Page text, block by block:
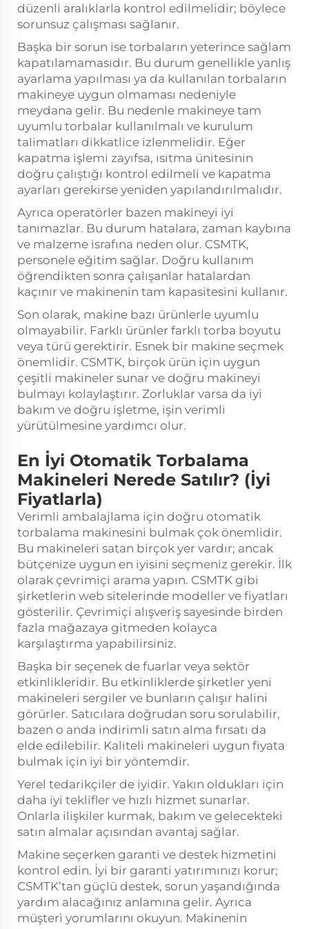
düzenli aralıklarla kontrol edilmelidir; böylece
sorunsuz çalışması sağlanır.
Başka bir sorun ise torbaların yeterince sağlam
kapatılamamasıdır. Bu durum genellikle yanlış
ayarlama yapılması ya da kullanılan torbaların
makineye uygun olmaması nedeniyle
meydana gelir. Bu nedenle makineye tam
uyumlu torbalar kullanılmalı ve kurulum
talimatları dikkatlice izlenmelidir. Eğer
kapatma işlemi zayıfsa, ısıtma ünitesinin
doğru çalıştığı kontrol edilmeli ve kapatma
ayarları gerekirse yeniden yapılandırılmalıdır.
Ayrıca operatörler bazen makineyi iyi
tanımazlar. Bu durum hatalara, zaman kaybına
ve malzeme israfına neden olur. CSMTK,
personele eğitim sağlar. Doğru kullanım
öğrendikten sonra çalışanlar hatalardan
kaçınır ve makinenin tam kapasitesini kullanır.
Son olarak, makine bazı ürünlerle uyumlu
olmayabilir. Farklı ürünler farklı torba boyutu
veya türü gerektirir. Esnek bir makine seçmek
önemlidir. CSMTK, birçok ürün için uygun
çeşitli makineler sunar ve doğru makineyi
bulmayı kolaylaştırır. Zorluklar varsa da iyi
bakım ve doğru işletme, işin verimli
yürütülmesine yardımcı olur.
En İyi Otomatik Torbalama
Makineleri Nerede Satılır? (İyi
Fiyatlarla)
Verimli ambalajlama için doğru otomatik
torbalama makinesini bulmak çok önemlidir.
Bu makineleri satan birçok yer vardır; ancak
bütçenize uygun en iyisini seçmeniz gerekir. İlk
olarak çevrimiçi arama yapın. CSMTK gibi
şirketlerin web sitelerinde modeller ve fiyatları
gösterilir. Çevrimiçi alışveriş sayesinde birden
fazla mağazaya gitmeden kolayca
karşılaştırma yapabilirsiniz.
Başka bir seçenek de fuarlar veya sektör
etkinlikleridir. Bu etkinliklerde şirketler yeni
makineleri sergiler ve bunların çalışır halini
görürler. Satıcılara doğrudan soru sorulabilir,
bazen o anda indirimli satın alma fırsatı da
elde edilebilir. Kaliteli makineleri uygun fiyata
bulmak için iyi bir yöntemdir.
Yerel tedarikçiler de iyidir. Yakın oldukları için
daha iyi teklifler ve hızlı hizmet sunarlar.
Onlarla ilişkiler kurmak, bakım ve gelecekteki
satın almalar açısından avantaj sağlar.
Makine seçerken garanti ve destek hizmetini
kontrol edin. İyi bir garanti yatırımınızı korur;
CSMTK’tan güçlü destek, sorun yaşandığında
yardım alacağınız anlamına gelir. Ayrıca
müşteri yorumlarını okuyun. Makinenin